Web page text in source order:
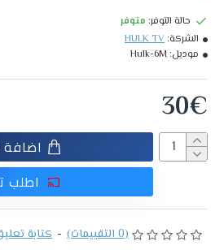
(0 التقييمات) - كتابة
30€
حالة التوفر: متوفر
الشركة: HULK TV
موديل: Hulk-6M
اطلب